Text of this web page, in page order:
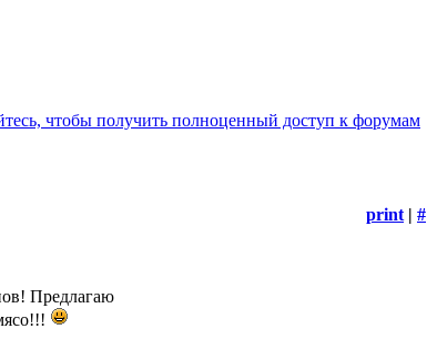
чтобы получить полноценный доступ к форумам
print | #
Предлагаю